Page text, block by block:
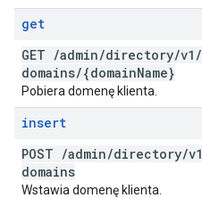
get
GET /admin/directory/v1 /
domains/{domainName}
Pobiera domenę klienta.
insert
POST /admin/directory/v1
domains
Wstawia domenę klienta.